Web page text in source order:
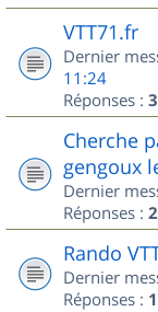
VTT71.fr
Dernier
11:24
Réponses : 3
Cherche
gengoux
Dernier
Réponses : 2
Rando
Dernier
Réponses : 1